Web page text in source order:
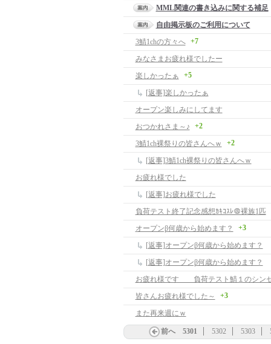
MML関連の書き込みに関する補足
自由掲示板のご利用について
3鯖1chの方々へ
+7
みなさまお疲れ様でしたー
楽しかったぁ
+5
[返事]楽しかったぁ
オープン楽しみにしてます
おつかれさま～♪
+2
3鯖1ch裸祭りの皆さんへｗ +2
[返事]3鯖1ch裸祭りの皆さんへｗ
お疲れ様でした
[返事]お疲れ様でした
負荷テスト終了記念感想ｶｷｺｽﾚ＠裸族1匹
オープンβ何歳から始めます？ +3
[返事]オープンβ何歳から始めます？
[返事]オープンβ何歳から始めます？
お疲れ様です 負荷テスト鯖１のシン
皆さんお疲れ様でした～
+3
また再来週にｗ
前へ 5301 5302 5303